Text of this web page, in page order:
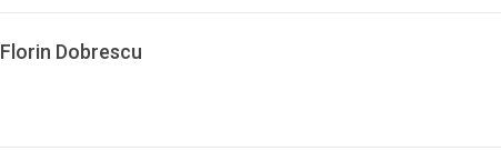
Florin Dobrescu